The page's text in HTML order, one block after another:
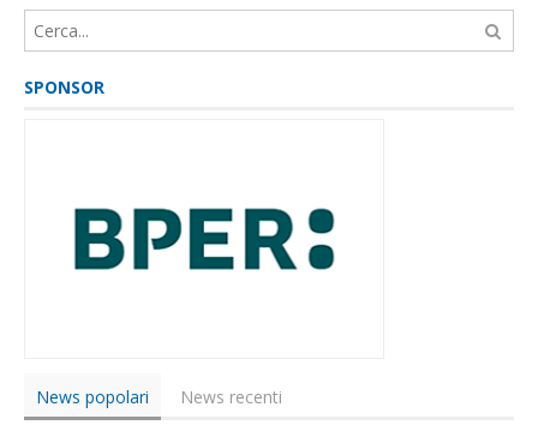
SPONSOR
News popolari
News recenti